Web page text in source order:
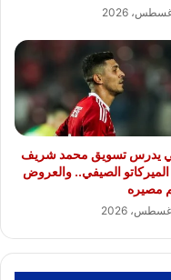
يدرس تسويق محمد شريف
الصيفي.. والعروض
مصيره